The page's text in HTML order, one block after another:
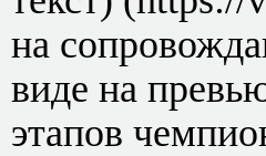
на
виде на
этапов